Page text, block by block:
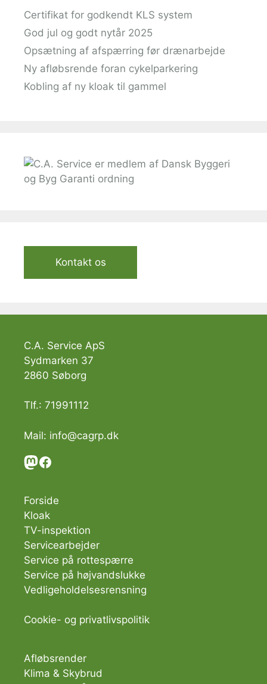
Certifikat for godkendt KLS system
God jul og godt nytår 2025
Opsætning af afspærring før drænarbejde
Ny afløbsrende foran cykelparkering
Kobling af ny kloak til gammel
Kontakt os
C.A. Service ApS
Sydmarken 37
2860 Søborg
Tlf.: 71991112
Mail: info@cagrp.dk
Mastodon
Facebook
Forside
Kloak
TV-inspektion
Servicearbejder
Service på rottespærre
Service på højvandslukke
Vedligeholdelsesrensning
Cookie- og privatlivspolitik
Afløbsrender
Klima & Skybrud